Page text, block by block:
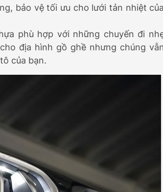
bảo vệ tối ưu cho lưới tản nhiệt của
phù hợp với những chuyến đi
địa hình gồ ghề nhưng chúng
của bạn.